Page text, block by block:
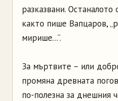
разказвани.
както пише Вапцаров,
мирише...“.
За мъртвите – или
промяна древната
по-полезна за днешния